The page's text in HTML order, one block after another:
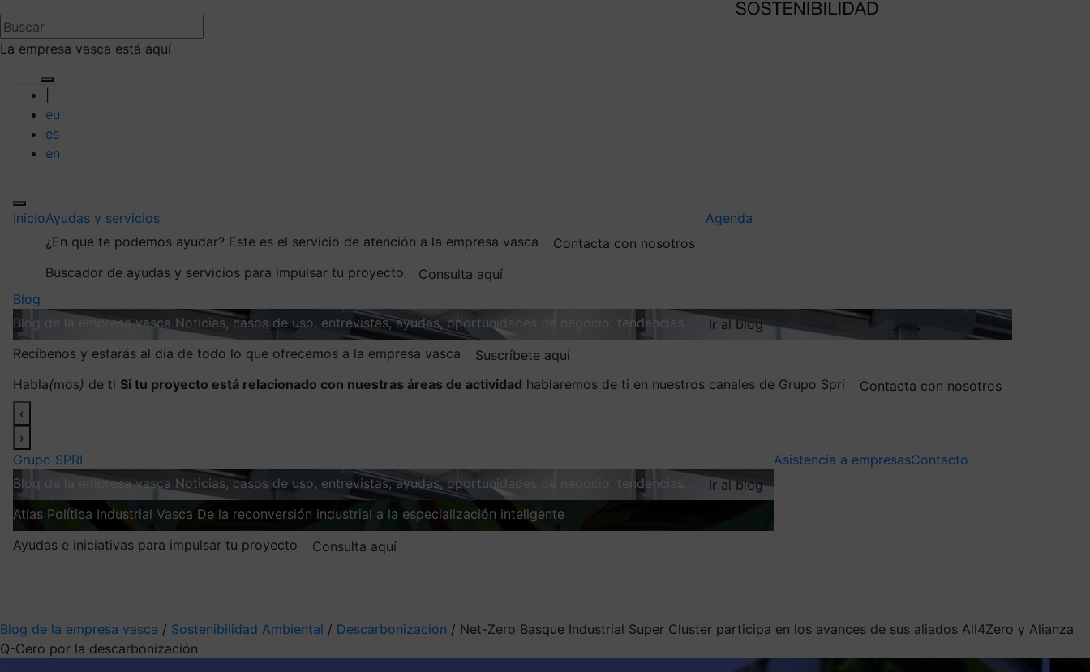
La empresa vasca está aquí
eu
es
en
InicioAyudas y servicios
¿En que te podemos ayudar? Este es el servicio de atención a la empresa vasca
Contacta con nosotros
Buscador de ayudas y servicios para impulsar tu proyecto
Consulta aquí
Agenda
Blog
Blog de la empresa vasca Noticias, casos de uso, entrevistas, ayudas, oportunidades de negocio, tendencias…
Ir al blog
Recíbenos y estarás al día de todo lo que ofrecemos a la empresa vasca
Suscríbete aquí
Habla(mos) de ti Si tu proyecto está relacionado con nuestras áreas de actividad hablaremos de ti en nuestros canales de Grupo Spri
Contacta con nosotros
‹
›
Grupo SPRI
Blog de la empresa vasca Noticias, casos de uso, entrevistas, ayudas, oportunidades de negocio, tendencias…
Ir al blog
Atlas Política Industrial Vasca De la reconversión industrial a la especialización inteligente
Ayudas e iniciativas para impulsar tu proyecto
Consulta aquí
Asistencia a empresasContacto
Blog de la empresa vasca / Sostenibilidad Ambiental / Descarbonización / Net-Zero Basque Industrial Super Cluster participa en los avances de sus aliados All4Zero y Alianza
Q-Cero por la descarbonización